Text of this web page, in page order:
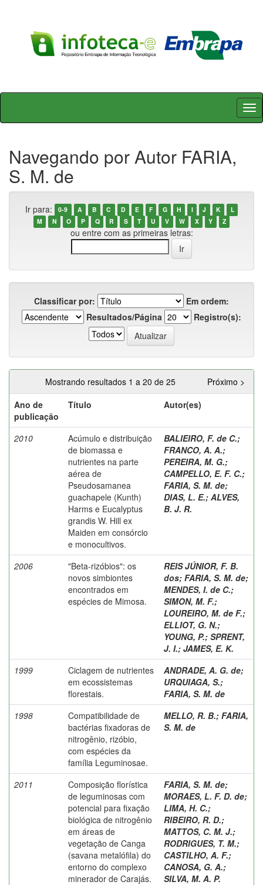
Skip
Navegando por Autor FARIA,
S. M. de
Ir para: 0-9 A B C D E F G H I J K
L
M
N O P Q R S T U V W X Y Z
ou entre com as primeiras letras:
Classificar por:
Em ordem:
Resultados/Página
Registro(s):
Mostrando resultados 1 a 20 de 25
Próximo >
Ano de
publicação
Título Autor(es)
2010
Acúmulo e distribuição
de biomassa e
nutrientes na parte
aérea de
Pseudosamanea
guachapele (Kunth)
Harms e Eucalyptus
grandis W. Hill ex
Maiden em consórcio
e monocultivos.
BALIEIRO, F. de C.;
FRANCO, A. A.;
PEREIRA, M. G.;
CAMPELLO, E. F. C.;
FARIA, S. M. de;
DIAS, L. E.; ALVES,
B. J. R.
2006
"Beta-rizóbios": os
novos simbiontes
encontrados em
espécies de Mimosa.
REIS JÚNIOR, F. B.
dos; FARIA, S. M. de;
MENDES, I. de C.;
SIMON, M. F.;
LOUREIRO, M. de F.;
ELLIOT, G. N.;
YOUNG, P.; SPRENT,
J. I.; JAMES, E. K.
1999
Ciclagem de nutrientes
em ecossistemas
florestais.
ANDRADE, A. G. de;
URQUIAGA, S.;
FARIA, S. M. de
1998
Compatibilidade de
bactérias fixadoras de
nitrogênio, rizóbio,
com espécies da
família Leguminosae.
MELLO, R. B.; FARIA,
S. M. de
2011
Composição florística
de leguminosas com
potencial para fixação
biológica de nitrogênio
em áreas de
vegetação de Canga
(savana metalófila) do
entorno do complexo
minerador de Carajás.
FARIA, S. M. de;
MORAES, L. F. D. de;
LIMA, H. C.;
RIBEIRO, R. D.;
MATTOS, C. M. J.;
RODRIGUES, T. M.;
CASTILHO, A. F.;
CANOSA, G. A.;
SILVA, M. A. P.